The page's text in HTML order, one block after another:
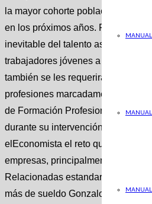
MANUAL
MANUAL
MANUAL
la mayor cohorte población hará
en los próximos años. Por lo que
inevitable del talento asociado a
trabajadores jóvenes a los que
también se les requerirá un
profesiones marcadamente
de Formación Profesional del
durante su intervención en la
elEconomista el reto que supone
empresas, principalmente a la
Relacionadas estandar Si El
más de sueldo Gonzalo D.